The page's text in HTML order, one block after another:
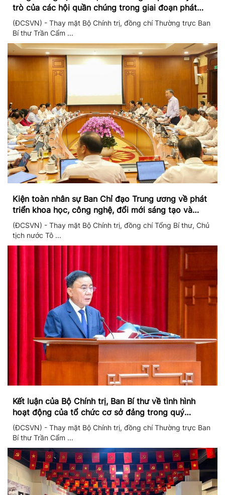
trò của các hội quần chúng trong giai đoạn phát
triển mới
(ĐCSVN) - Thay mặt Bộ Chính trị, đồng chí Thường trực Ban
Bí thư Trần Cẩm ...
Kiện toàn nhân sự Ban Chỉ đạo Trung ương về phát
triển khoa học, công nghệ, đổi mới sáng tạo và
chuyển đổi số
(ĐCSVN) - Thay mặt Bộ Chính trị, đồng chí Tổng Bí thư, Chủ
tịch nước Tô ...
Kết luận của Bộ Chính trị, Ban Bí thư về tình hình
hoạt động của tổ chức cơ sở đảng trong quý
II/2026
(ĐCSVN) - Thay mặt Bộ Chính trị, đồng chí Thường trực Ban
Bí thư Trần Cẩm ...